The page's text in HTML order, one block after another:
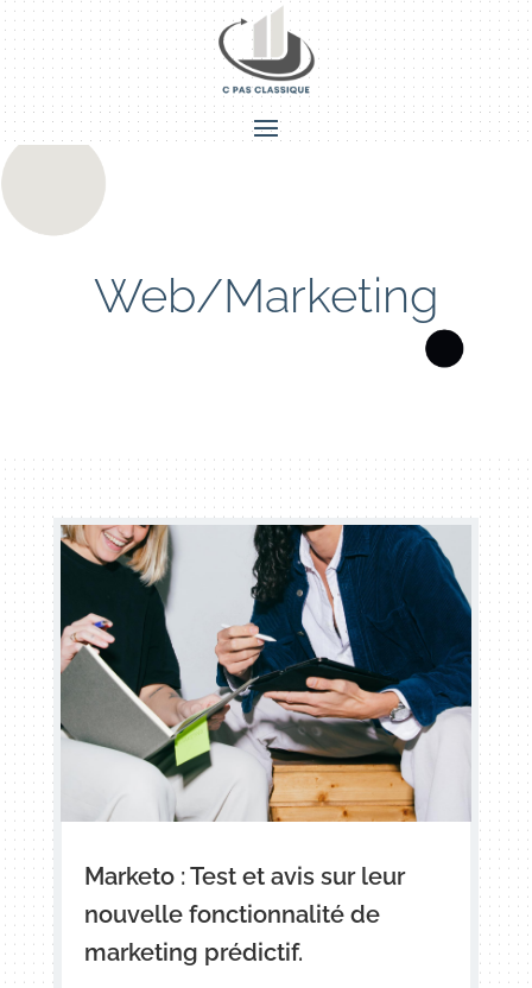
Web/Marketing
Marketo : Test et avis sur leur
nouvelle fonctionnalité de
marketing prédictif.